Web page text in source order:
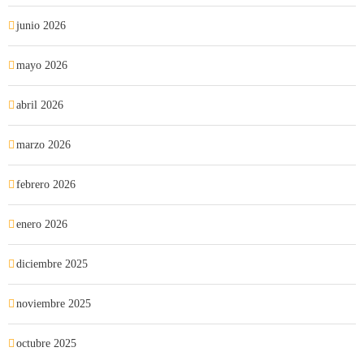
junio 2026
mayo 2026
abril 2026
marzo 2026
febrero 2026
enero 2026
diciembre 2025
noviembre 2025
octubre 2025